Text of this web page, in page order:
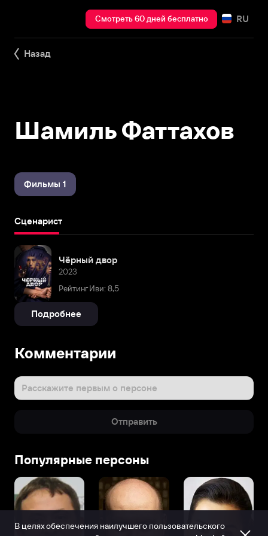
Смотреть 60 дней бесплатно RU
Назад
Шамиль Фаттахов
Фильмы 1
Сценарист
Чёрный двор
2023
Рейтинг Иви: 8,5
Подробнее
Комментарии
Расскажите первым о персоне
Отправить
Популярные персоны
В целях обеспечения наилучшего пользовательского